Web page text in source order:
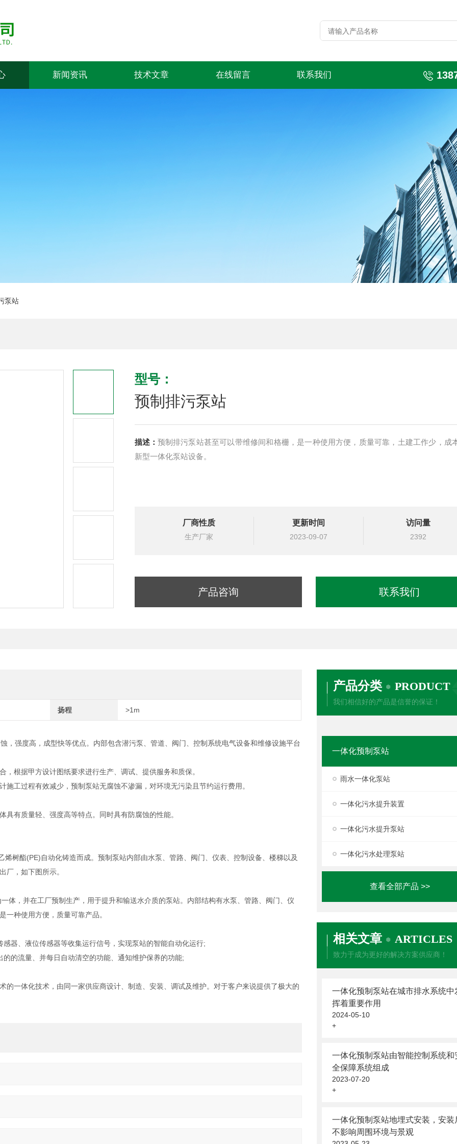
新闻资讯 技术文章 在线留言 联系我们
泵站
型号：
预制排污泵站
描述： 预制排污泵站甚至可以带维修间和格栅，是一种使用方便，质量可靠，土建工作少，成
新型一体化泵站设备。
厂商性质
生产厂家
更新时间
2023-09-07
访问量
2392
产品咨询 联系我们
产品分类 PRODUCT
我们相信好的产品是信誉的保证！
一体化预制泵站
雨水一体化泵站
一体化污水提升装置
一体化污水提升泵站
一体化污水处理泵站
查看全部产品 >>
相关文章 ARTICLES
致力于成为更好的解决方案供应商！
一体化预制泵站在城市排水系统中
挥着重要作用
2024-05-10
+
一体化预制泵站由智能控制系统和
全保障系统组成
2023-07-20
+
一体化预制泵站地埋式安装，安装
不影响周围环境与景观
扬程 >1m
，强度高，成型快等优点。内部包含潜污泵、管道、阀门、控制系统电气设备和维修设施平台
根据甲方设计图纸要求进行生产、调试、提供服务和质保。
工过程有效减少，预制泵站无腐蚀不渗漏，对环境无污染且节约运行费用。
有质量轻、强度高等特点。同时具有防腐蚀的性能。
树酯(PE)自动化铸造而成。预制泵站内部由水泵、管路、阀门、仪表、控制设备、楼梯以及
厂，如下图所示。
体，并在工厂预制生产，用于提升和输送水介质的泵站。内部结构有水泵、管路、阀门、仪
一种使用方便，质量可靠产品。
器、液位传感器等收集运行信号，实现泵站的智能自动化运行;
的流量、并每日自动清空的功能、通知维护保养的功能;
的一体化技术，由同一家供应商设计、制造、安装、调试及维护。对于客户来说提供了极大的